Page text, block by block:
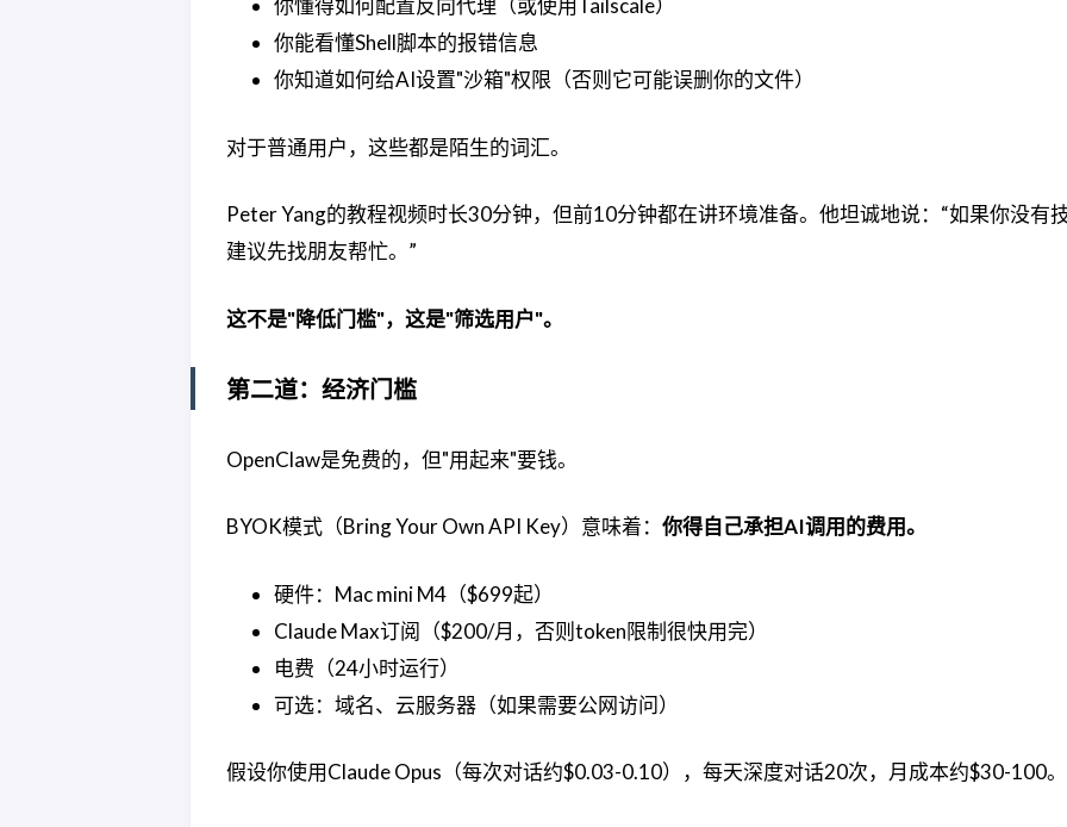
你懂得如何配置反向代理（或使用Tailscale）
你能看懂Shell脚本的报错信息
你知道如何给AI设置"沙箱"权限（否则它可能误删你的文件）
对于普通用户，这些都是陌生的词汇。
Peter Yang的教程视频时长30分钟，但前10分钟都在讲环境准备。他坦诚地说：“如果你没有技
建议先找朋友帮忙。”
这不是"降低门槛"，这是"筛选用户"。
第二道：经济门槛
OpenClaw是免费的，但"用起来"要钱。
BYOK模式（Bring Your Own API Key）意味着： 你得自己承担AI调用的费用。
硬件：Mac mini M4（$699起）
Claude Max订阅（$200/月，否则token限制很快用完）
电费（24小时运行）
可选：域名、云服务器（如果需要公网访问）
假设你使用Claude Opus（每次对话约$0.03-0.10），每天深度对话20次，月成本约$30-100。